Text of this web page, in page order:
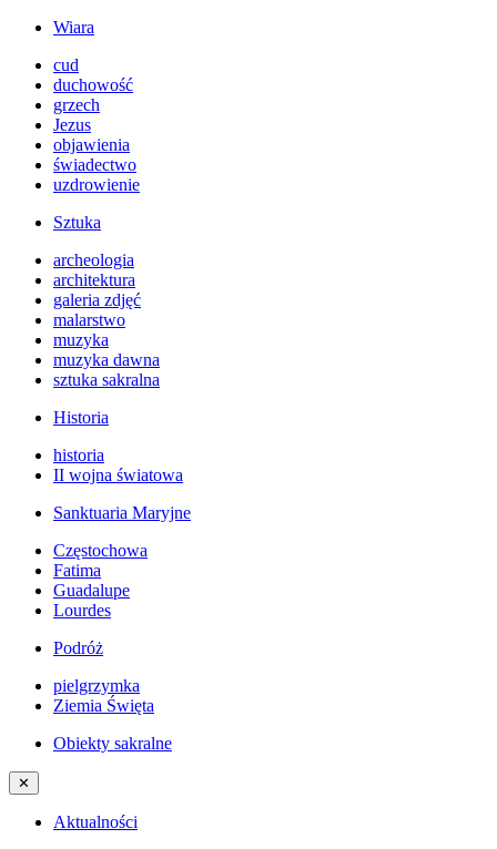
Wiara
cud
duchowość
grzech
Jezus
objawienia
świadectwo
uzdrowienie
Sztuka
archeologia
architektura
galeria zdjęć
malarstwo
muzyka
muzyka dawna
sztuka sakralna
Historia
historia
II wojna światowa
Sanktuaria Maryjne
Częstochowa
Fatima
Guadalupe
Lourdes
Podróż
pielgrzymka
Ziemia Święta
Obiekty sakralne
✕
Aktualności